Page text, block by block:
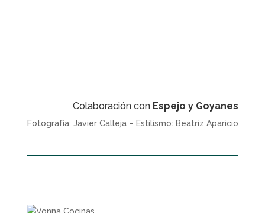
Colaboración con Espejo y Goyanes
Fotografía: Javier Calleja – Estilismo: Beatriz Aparicio